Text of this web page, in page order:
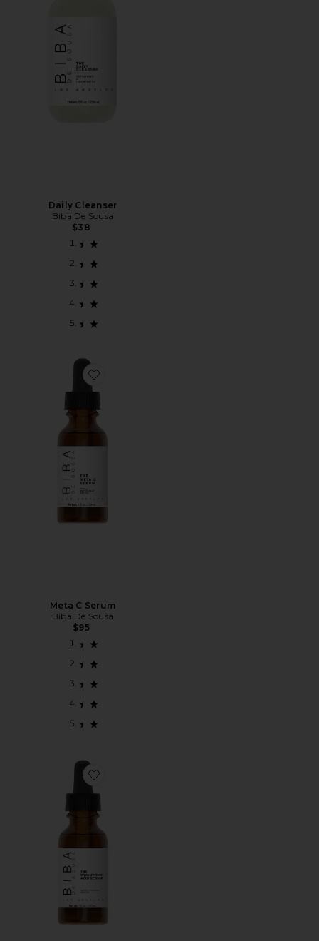
Daily Cleanser
Biba De Sousa
$38
Favorite Meta C Serum
Meta C Serum
Biba De Sousa
$95
Favorite The Hyaluronic Acid Serum